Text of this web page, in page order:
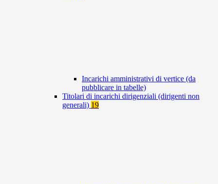
Incarichi amministrativi di vertice (da
pubblicare in tabelle)
Titolari di incarichi dirigenziali (dirigenti non
generali) 19